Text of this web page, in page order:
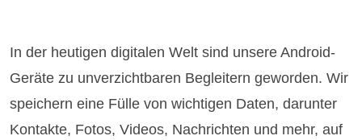
In der heutigen digitalen Welt sind unsere Android-
Geräte zu unverzichtbaren Begleitern geworden. Wir
speichern eine Fülle von wichtigen Daten, darunter
Kontakte, Fotos, Videos, Nachrichten und mehr, auf